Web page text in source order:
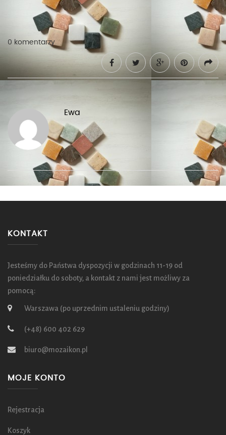
0 komentarzy
Ewa
KONTAKT
Jesteśmy do Państwa dyspozycji w godzinach 11-19 od
poniedziałku do soboty, a kontakt z nami jest możliwy za
pomocą:
Warszawa (po uprzednim ustaleniu godziny)
(+48) 600 402 629
biuro@mozaikon.pl
MOJE KONTO
Rejestracja
Koszyk